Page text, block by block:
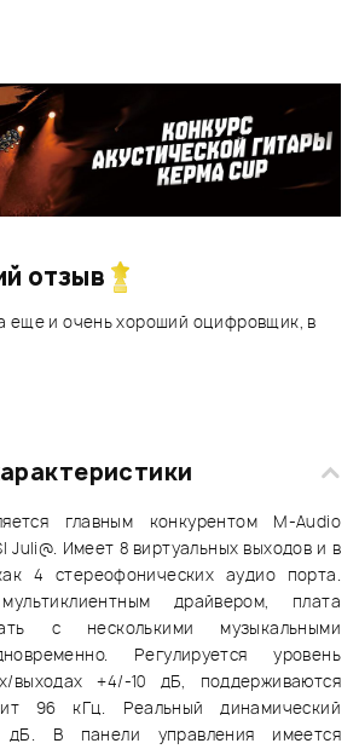
отзыв
еще и очень хороший оцифровщик, в
главным конкурентом M-Audio
Juli@. Имеет 8 виртуальных выходов и в
4 стереофонических аудио порта.
драйвером, плата
с несколькими музыкальными
Регулируется уровень
выходах +4/-10 дБ, поддерживаются
96 кГц. Реальный динамический
В панели управления имеется